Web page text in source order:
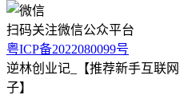
扫码关注微信公众平台
粤ICP备2022080099号
逆林创业记_【推荐新手互联
子】